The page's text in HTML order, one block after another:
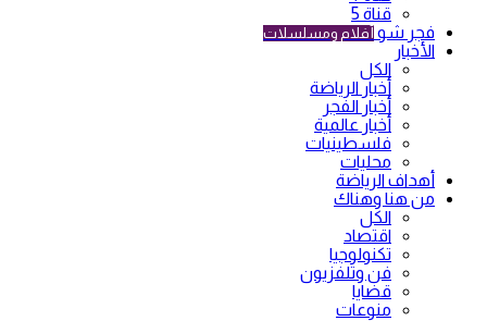
قناة 5
فجر شو أفلام ومسلسلات
الأخبار
الكل
أخبار الرياضة
أخبار الفجر
أخبار عالمية
فلسطينيات
محليات
أهداف الرياضة
من هنا وهناك
الكل
اقتصاد
تكنولوجيا
فن وتلفزيون
قضايا
منوعات